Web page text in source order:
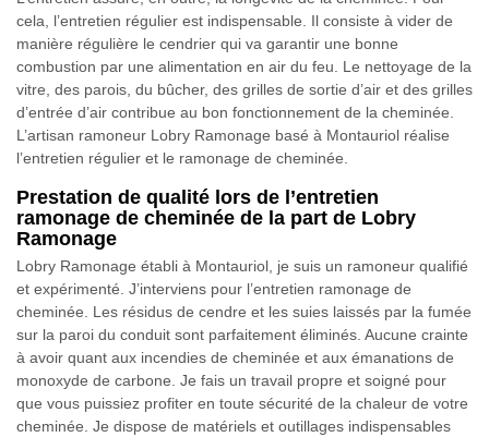
cela, l’entretien régulier est indispensable. Il consiste à vider de
manière régulière le cendrier qui va garantir une bonne
combustion par une alimentation en air du feu. Le nettoyage de la
vitre, des parois, du bûcher, des grilles de sortie d’air et des grilles
d’entrée d’air contribue au bon fonctionnement de la cheminée.
L’artisan ramoneur Lobry Ramonage basé à Montauriol réalise
l’entretien régulier et le ramonage de cheminée.
Prestation de qualité lors de l’entretien
ramonage de cheminée de la part de Lobry
Ramonage
Lobry Ramonage établi à Montauriol, je suis un ramoneur qualifié
et expérimenté. J’interviens pour l’entretien ramonage de
cheminée. Les résidus de cendre et les suies laissés par la fumée
sur la paroi du conduit sont parfaitement éliminés. Aucune crainte
à avoir quant aux incendies de cheminée et aux émanations de
monoxyde de carbone. Je fais un travail propre et soigné pour
que vous puissiez profiter en toute sécurité de la chaleur de votre
cheminée. Je dispose de matériels et outillages indispensables